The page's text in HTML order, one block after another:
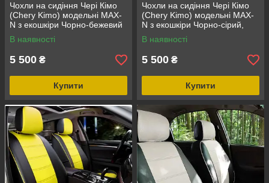
Чохли на сидіння Чері Кімо
(Chery Kimo) модельні MAX-
N з екошкіри Чорно-бежевий
В наявності
5 500 ₴
Купити
Чохли на сидіння Чері Кімо
(Chery Kimo) модельні MAX-
N з екошкіри Чорно-сірий,
графіт
В наявності
5 500 ₴
Купити